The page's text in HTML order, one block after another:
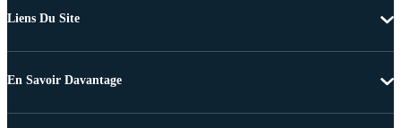
Liens Du Site
En Savoir Davantage